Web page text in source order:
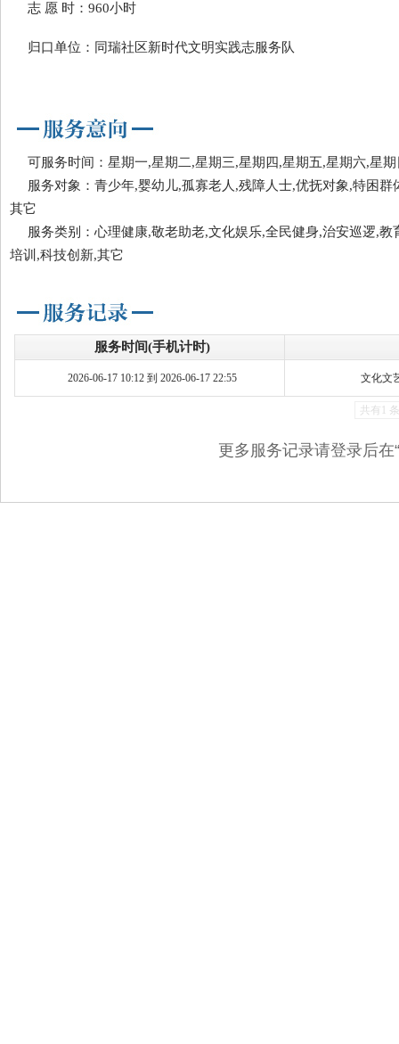
志 愿 时：960小时
归口单位：同瑞社区新时代文明实践志服务队
可服务时间：星期一,星期二,星期三,星期四,星期五,星期六,星期
服务对象：青少年,婴幼儿,孤寡老人,残障人士,优抚对象,特困群
其它
服务类别：心理健康,敬老助老,文化娱乐,全民健身,治安巡逻,教
培训,科技创新,其它